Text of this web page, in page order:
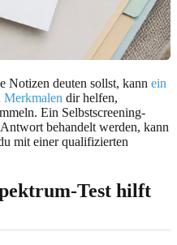
Notizen deuten sollst, kann ein
Merkmalen dir helfen,
Ein Selbstscreening-
behandelt werden, kann
mit einer qualifizierten
Test hilft